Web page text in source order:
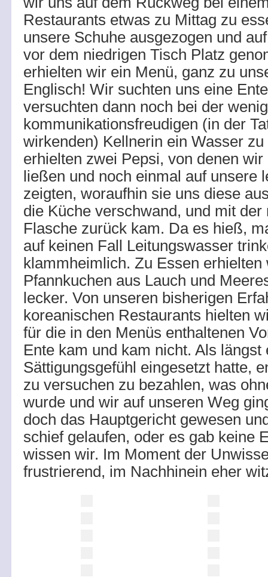
Restaurants etwas zu Mittag zu
unsere Schuhe ausgezogen und
vor dem niedrigen Tisch Platz
erhielten wir ein Menü, ganz zu
Englisch! Wir suchten uns eine
versuchten dann noch bei der wenig
kommunikationsfreudigen (in der
wirkenden) Kellnerin ein Wasser
erhielten zwei Pepsi, von denen
ließen und noch einmal auf unsere
zeigten, woraufhin sie uns diese
die Küche verschwand, und mit der
Flasche zurück kam. Da es hieß,
auf keinen Fall Leitungswasser
klammheimlich. Zu Essen erhielten
Pfannkuchen aus Lauch und
lecker. Von unseren bisherigen
koreanischen Restaurants hielten
für die in den Menüs enthaltenen
Ente kam und kam nicht. Als längst
Sättigungsgefühl eingesetzt hatte,
zu versuchen zu bezahlen, was
wurde und wir auf unseren Weg
doch das Hauptgericht gewesen
schief gelaufen, oder es gab keine
wissen wir. Im Moment der
frustrierend, im Nachhinein eher